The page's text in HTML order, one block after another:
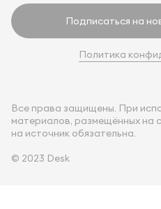
Подписаться на
Политика
Все права защищены. При
материалов, размещённых на
на источник обязательна.
© 2023 Desk